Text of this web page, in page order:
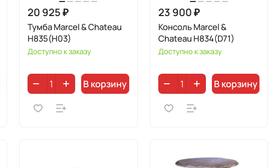
20 925 ₽
Тумба Marcel & Chateau
H835(H03)
Доступно к заказу
В корзину
23 900 ₽
Консоль Marcel &
Chateau H834(D71)
Доступно к заказу
В корзину